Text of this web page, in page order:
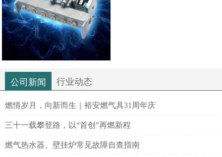
公司新闻 行业动态
燃情岁月，向新而生｜裕安燃气具31周年庆
三十一载攀登路，以“首创”再燃新程
燃气热水器、壁挂炉常见故障自查指南